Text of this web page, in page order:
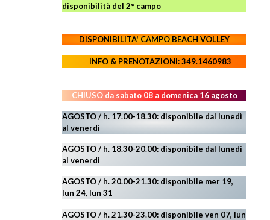
disponibilità del 2° campo
DISPONIBILITA' CAMPOBEACH VOLLEY
INFO & PRENOTAZIONI: 349.1460983
CHIUSO da sabato 08 a domenica 16 agosto
AGOSTO / h. 17.00-18.30: disponibile dal lunedì
al venerdì
AGOSTO/ h. 18.30-20.00: disponibile dal lunedì
al venerdì
AGOSTO / h. 20.00-21.30: disponibile mer 19,
lun 24, lun 31
AGOSTO/ h. 21.30-23.00: disponibile ven 07, lun